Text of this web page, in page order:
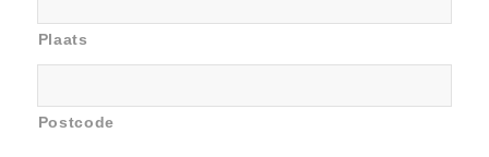
Plaats
Postcode